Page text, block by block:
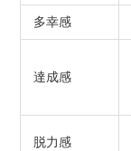
多幸感
達成感
脱力感